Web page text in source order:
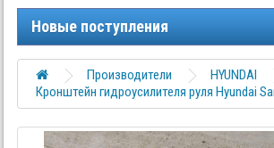
Новые поступления
Производители HYUNDAI
Кронштейн гидроусилителя руля Hyundai